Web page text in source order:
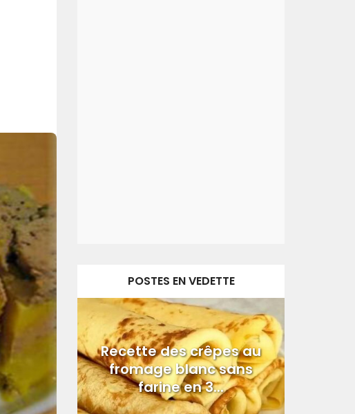
POSTES EN VEDETTE
Recette des crêpes au
fromage blanc sans
farine en 3...